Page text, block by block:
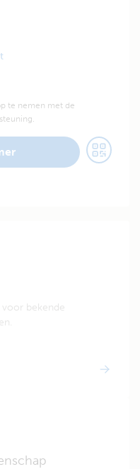
te nemen met de
bekende